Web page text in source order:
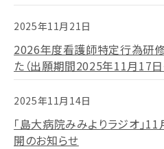
2025年11月21日
2026年度看護師特定行為研
た（出願期間2025年11月17
2025年11月14日
「島大病院みみよりラジオ
開のお知らせ